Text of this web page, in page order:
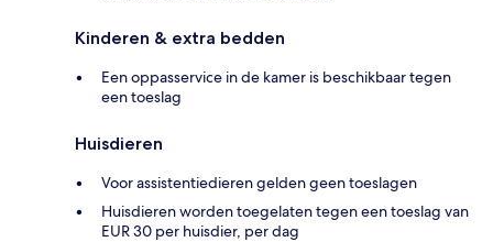
Kinderen & extra bedden
Een oppasservice in de kamer is beschikbaar tegen
een toeslag
Huisdieren
Voor assistentiedieren gelden geen toeslagen
Huisdieren worden toegelaten tegen een toeslag van
EUR 30 per huisdier, per dag